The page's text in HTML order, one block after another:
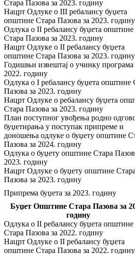
Стара Пазова за 2023. годину
Нацрт Одлуке о III ребалансу буџета
општине Стара Пазова за 2023. годину
Одлука о II ребалансу буџета општине
Стара Пазова за 2023. годину
Нацрт Одлуке о II ребалансу буџета
општине Стара Пазова за 2023. годину
Годишњи извештај о учинку програма
2022. годину
Одлука о I ребалансу буџета општине
Пазова за 2023. годину
Нацрт Одлуке о ребалансу буџета
Стара Пазова за 2023. годину
План поступног увођења родно
буџетирања у поступак припреме и
доношења одлуке о буџету општине
Пазова за 2024. годину
Одлука о буџету општине Стара
2023. годину
Нацрт Одлуке о буџету општине Стара
Пазова за 2023. годину
Припрема буџета за 2023. годину
Буџет Општине Стара Пазова за
годину
Одлука о II ребалансу буџета општине
Стара Пазова за 2022. годину
Нацрт Одлуке о II ребалансу буџета
општине Стара Пазова за 2022. годину